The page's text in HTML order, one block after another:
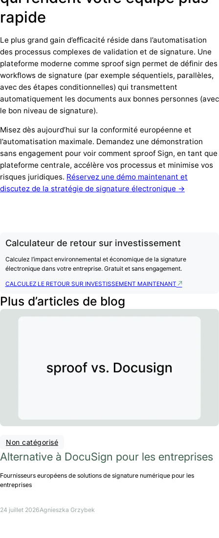
rapide
Le plus grand gain d’efficacité réside dans l’automatisation
des processus complexes de validation et de signature. Une
plateforme moderne comme sproof sign permet de définir des
workflows de signature (par exemple séquentiels, parallèles,
avec des étapes conditionnelles) qui transmettent
automatiquement les documents aux bonnes personnes (avec
le bon niveau de signature).
Misez dès aujourd’hui sur la conformité européenne et
l’automatisation maximale. Demandez une démonstration
sans engagement pour voir comment sproof Sign, en tant que
plateforme centrale, accélère vos processus et minimise vos
risques juridiques. Réservez une démo maintenant et
discutez de la stratégie de signature électronique →
Calculateur de retour sur investissement
Calculez l’impact environnemental et économique de la signature
électronique dans votre entreprise. Gratuit et sans engagement.
CALCULEZ LE RETOUR SUR INVESTISSEMENT MAINTENANT
Plus d’articles de blog
Non catégorisé
Alternative à DocuSign pour les entreprises
Fournisseurs européens de solutions de signature numérique pour les
entreprises
24 juillet 2026Agnieszka Grzybek